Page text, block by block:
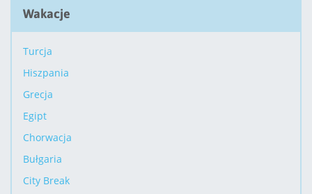
Wakacje
Turcja
Hiszpania
Grecja
Egipt
Chorwacja
Bułgaria
City Break